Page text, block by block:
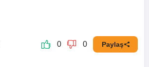
0 0 Paylaş